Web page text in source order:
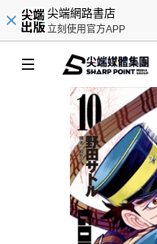
尖端網路書店
立刻使用官方APP